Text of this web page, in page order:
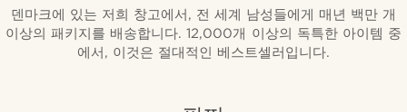
덴마크에 있는 저희 창고에서, 전 세계 남성들에게 매년 백만 개
이상의 패키지를 배송합니다. 12,000개 이상의 독특한 아이템 중
에서, 이것은 절대적인 베스트셀러입니다.